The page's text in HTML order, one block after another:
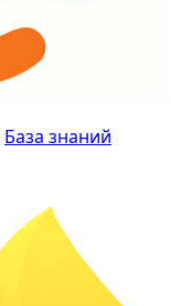
База знаний